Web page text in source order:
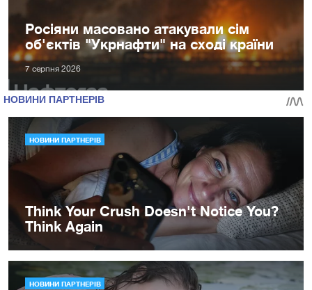
Росіяни масовано атакували сім
об'єктів "Укрнафти" на сході країни
7 серпня 2026